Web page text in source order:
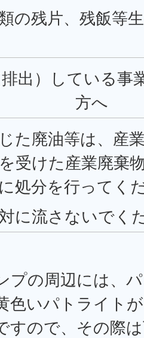
の残片、残飯等
出）している事
方へ
た廃油等は、産
受けた産業廃棄
処分を行ってく
に流さないでく
プの周辺には、
色いパトライト
すので、その際